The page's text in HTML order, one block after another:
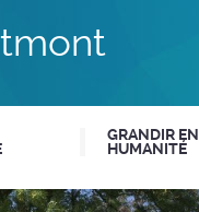
GRANDIR EN
HUMANITÉ